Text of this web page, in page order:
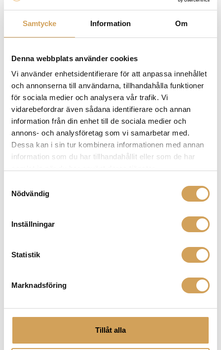
Samtycke Information Om
Denna webbplats använder cookies
Vi använder enhetsidentifierare för att anpassa innehållet
och annonserna till användarna, tillhandahålla funktioner
för sociala medier och analysera vår trafik. Vi
vidarebefordrar även sådana identifierare och annan
information från din enhet till de sociala medier och
annons- och analysföretag som vi samarbetar med.
Dessa kan i sin tur kombinera informationen med annan
information som du har tillhandahållit eller som de har
Nödvändig
Inställningar
Statistik
Marknadsföring
Tillåt alla
RCA-kabeln Tellurium Q har tillverkat och ni kommer
att höra varför!
Ytterligare information
Vikt
0,0 kg
Längd1 Meter,1,5 Meter ,2 Meter
Varumärke
TELLURIUM Q
utbud av ljudkablar från Tellerium Q som är utformade
för att optimera signalöverföring och förbättra
tekniker och material för att skapa kablar som ger en
ren, balanserad och exakt ljudåtergivning. Med deras
designstrategier erbjuder Tellurium Q-kablar en
och dynamik. Scrolla ned för att ta del av hela vårt
utbud av produkter från Tellurium Q!